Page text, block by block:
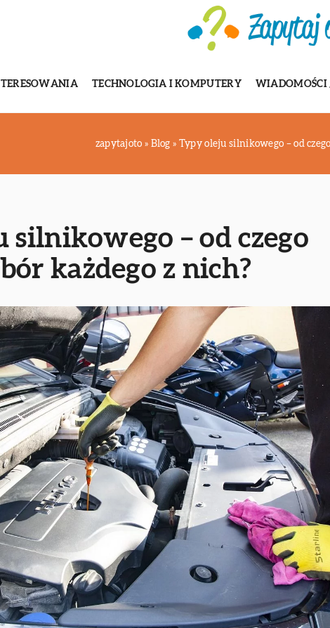
TECHNOLOGIA I KOMPUTERY WIADOMOŚCI
zapytajoto » Blog » Typy oleju silnikowego – od
silnikowego – od czego
każdego z nich?